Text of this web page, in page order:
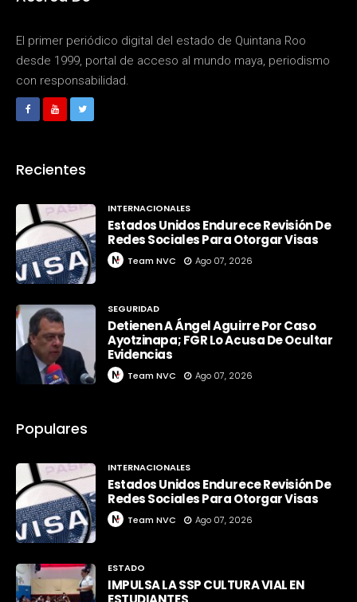
El primer periódico digital del estado de Quintana Roo
desde 1999, portal de acceso al mundo maya, periodismo
con responsabilidad.
Recientes
INTERNACIONALES
Estados Unidos Endurece Revisión De
Redes Sociales Para Otorgar Visas
Team NVC Ago 07, 2026
SEGURIDAD
Detienen A Ángel Aguirre Por Caso
Ayotzinapa; FGR Lo Acusa De Ocultar
Evidencias
Team NVC Ago 07, 2026
Populares
INTERNACIONALES
Estados Unidos Endurece Revisión De
Redes Sociales Para Otorgar Visas
Team NVC Ago 07, 2026
ESTADO
IMPULSA LA SSP CULTURA VIAL EN